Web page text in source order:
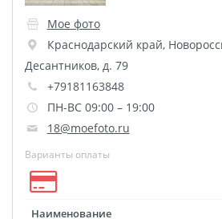
Елочный шарик
(новогод. игрушки)
Календарь карманный
Письмо от Деда Мороза
Таблички на
автомобиль
Номер на коляску
Конверты
Пластиковые карты
Мое фото
Краснодарский край,
Десантников, д. 79
+79181163848
ПН-ВС 09:00 – 19:00
18@moefoto.ru
Варианты оплаты
Наименование